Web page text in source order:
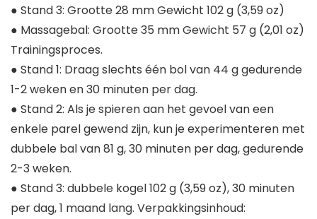
● Stand 3: Grootte 28 mm Gewicht 102 g (3,59 oz)
● Massagebal: Grootte 35 mm Gewicht 57 g (2,01 oz)
Trainingsproces.
● Stand 1: Draag slechts één bol van 44 g gedurende
1-2 weken en 30 minuten per dag.
● Stand 2: Als je spieren aan het gevoel van een
enkele parel gewend zijn, kun je experimenteren met
dubbele bal van 81 g, 30 minuten per dag, gedurende
2-3 weken.
● Stand 3: dubbele kogel 102 g (3,59 oz), 30 minuten
per dag, 1 maand lang. Verpakkingsinhoud: